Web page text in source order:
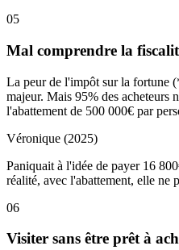
05
Mal comprendre la
La peur de l'impôt sur la fortune
majeur. Mais 95% des acheteurs
l'abattement de 500 000€ par
Véronique (2025)
Paniquait à l'idée de payer 16
réalité, avec l'abattement, elle ne
06
Visiter sans être prêt à